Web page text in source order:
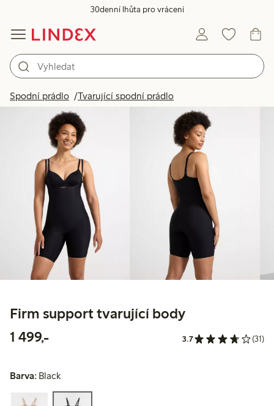
30denní lhůta pro vrácení
Spodní prádlo Tvarující spodní prádloProdukty na obrázku
Firm support tvarující body
1 499,-1 499,00 Kč 3.7 (31)
Barva: Black